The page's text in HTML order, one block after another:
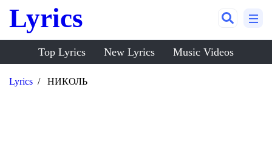
Lyrics
Top Lyrics New Lyrics Music Videos
Lyrics НИКОЛЬ